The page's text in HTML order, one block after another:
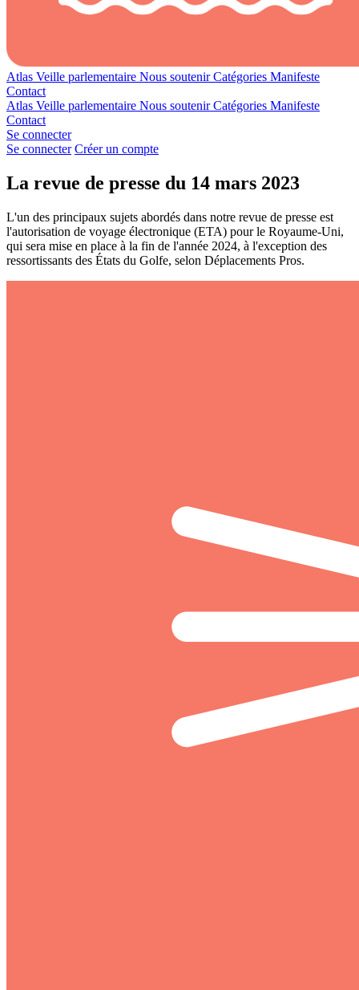
Atlas Veille parlementaire Nous soutenirCatégories Manifeste
Contact
Atlas Veille parlementaire Nous soutenirCatégories Manifeste
Contact
Se connecter
Se connecter Créer un compte
La revue de presse du 14 mars 2023
L'un des principaux sujets abordés dans notre revue de presse est
l'autorisation de voyage électronique (ETA) pour le Royaume-Uni,
qui sera mise en place à la fin de l'année 2024, à l'exception des
ressortissants des États du Golfe, selon Déplacements Pros.